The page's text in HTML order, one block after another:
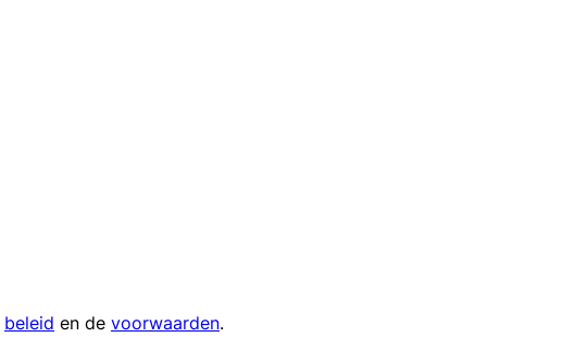
beleid en de voorwaarden.